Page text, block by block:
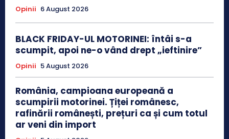
Opinii 6 August 2026
BLACK FRIDAY-UL MOTORINEI: întâi s-a
scumpit, apoi ne-o vând drept „ieftinire”
Opinii 5 August 2026
România, campioana europeană a
scumpirii motorinei. Țiței românesc,
rafinării românești, prețuri ca și cum totul
ar veni din import